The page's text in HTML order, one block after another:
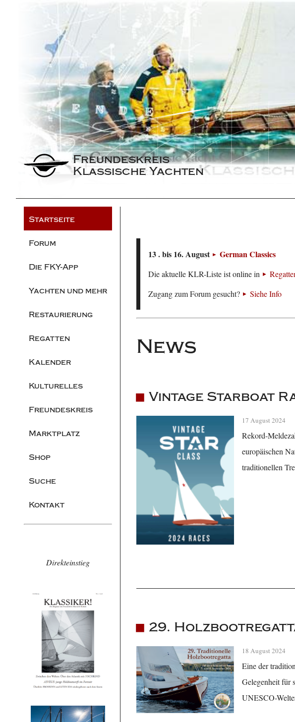
Freundeskreis
Klassische Yachten
Startseite
Forum
Die FKY-App
Yachten und mehr
Restaurierung
Regatten
Kalender
Kulturelles
Freundeskreis
Marktplatz
Shop
Suche
Kontakt
Direkteinstieg
13 . bis 16. August German Classics
Die aktuelle KLR-Liste ist online in
Zugang zum Forum gesucht?
Siehe Info
News
Vintage Starboat
17 August 2024
Rekord-
europäischen
traditionellen
29.
18 August 2024
Eine der
Gelegenheit für
UNESCO-